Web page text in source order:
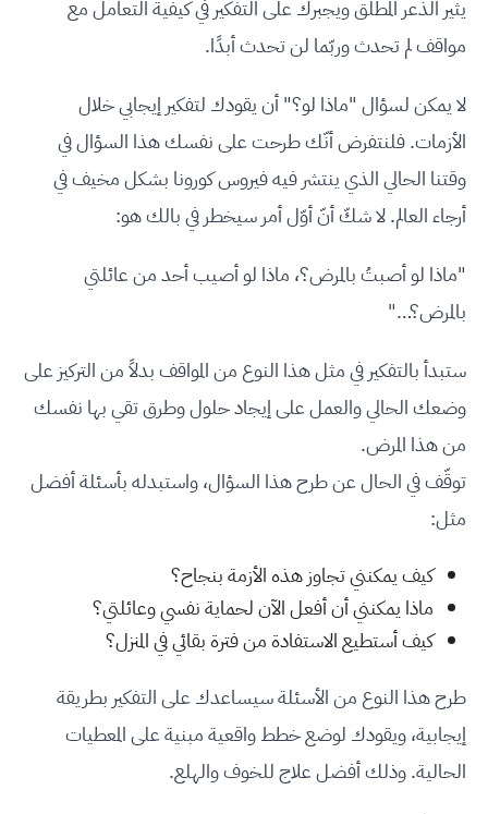
يثير الذعر المطلق ويجبرك على التفكير في كيفية التعامل مع
مواقف لم تحدث وربّما لن تحدث أبدًا.
لا يمكن لسؤال "ماذا لو؟" أن يقودك لتفكير إيجابي خلال
الأزمات. فلنتفرض أنّك طرحت على نفسك هذا السؤال في
وقتنا الحالي الذي ينتشر فيه فيروس كورونا بشكل مخيف في
أرجاء العالم. لا شكّ أنّ أوّل أمر سيخطر في بالك هو:
"ماذا لو أصبتُ بالمرض؟، ماذا لو أصيب أحد من عائلتي
بالمرض؟…"
ستبدأ بالتفكير في مثل هذا النوع من المواقف بدلاً من التركيز على
وضعك الحالي والعمل على إيجاد حلول وطرق تقي بها نفسك
من هذا المرض.
توقّف في الحال عن طرح هذا السؤال، واستبدله بأسئلة أفضل
مثل:
كيف يمكنني تجاوز هذه الأزمة بنجاح؟
ماذا يمكنني أن أفعل الآن لحماية نفسي وعائلتي؟
كيف أستطيع الاستفادة من فترة بقائي في المنزل؟
طرح هذا النوع من الأسئلة سيساعدك على التفكير بطريقة
إيجابية، ويقودك لوضع خطط واقعية مبنية على المعطيات
الحالية. وذلك أفضل علاج للخوف والهلع.